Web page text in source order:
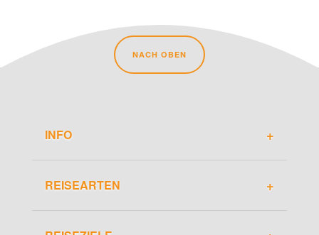
NACH OBEN
INFO
REISEARTEN